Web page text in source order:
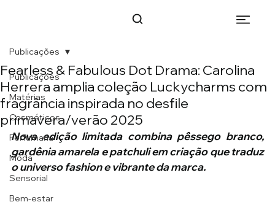
Publicações
Matérias
Cosméticos
Perfumaria
Moda
Sensorial
Bem-estar
Publicações
Fearless & Fabulous Dot Drama: Carolina
Herrera amplia coleção Luckycharms com
fragrância inspirada no desfile
primavera/verão 2025
Nova edição limitada combina pêssego branco,
gardênia amarela e patchuli em criação que traduz
o universo fashion e vibrante da marca.